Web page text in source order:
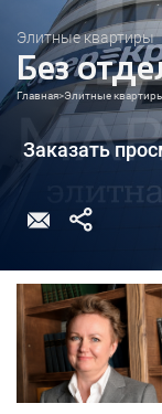
Элитные квартиры
Без
Главная>Элитные
Заказать